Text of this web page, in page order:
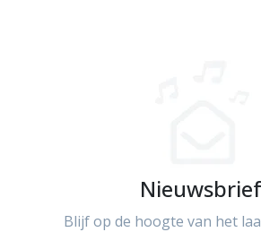
Nieuwsbrief
Blijf op de hoogte van het